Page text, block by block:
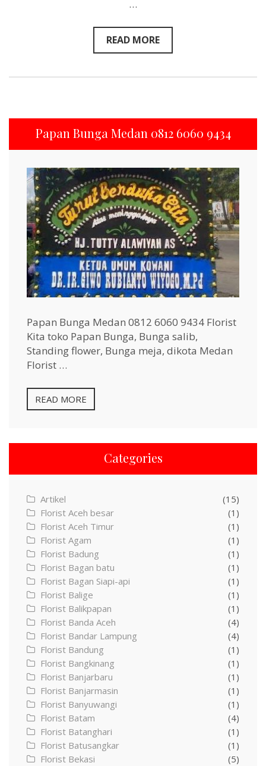
…
READ MORE
Papan Bunga Medan 0812 6060 9434
Papan Bunga Medan 0812 6060 9434 Florist
Kita toko Papan Bunga, Bunga salib,
Standing flower, Bunga meja, dikota Medan
Florist …
READ MORE
Categories
Artikel
(15)
Florist Aceh besar
(1)
Florist Aceh Timur
(1)
Florist Agam
(1)
Florist Badung
(1)
Florist Bagan batu
(1)
Florist Bagan Siapi-api
(1)
Florist Balige
(1)
Florist Balikpapan
(1)
Florist Banda Aceh
(4)
Florist Bandar Lampung
(4)
Florist Bandung
(1)
Florist Bangkinang
(1)
Florist Banjarbaru
(1)
Florist Banjarmasin
(1)
Florist Banyuwangi
(1)
Florist Batam
(4)
Florist Batanghari
(1)
Florist Batusangkar
(1)
Florist Bekasi
(5)